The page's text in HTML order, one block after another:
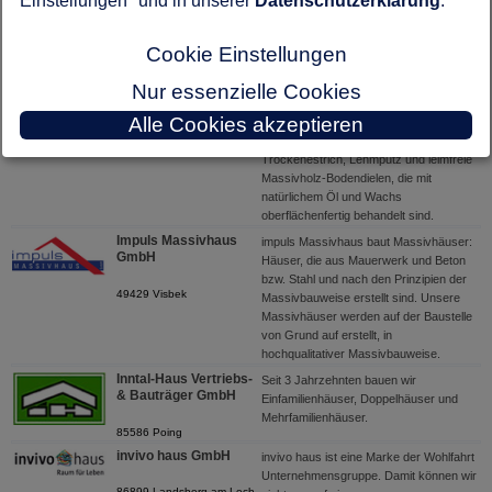
Zuverlässigkeit und Sicherheit und mehr
IMMOWERT GmbH
95448 Bayreuth
Wir von IMMOWERT bauen konsequent
ökologische Holzhäuser. Auch beim
Baustoffe eingesetzt, wie z. B. Hanf-
oder Zellulosedämmung,
Trockenestrich, Lehmputz und leimfreie
Massivholz-Bodendielen, die mit
natürlichem Öl und Wachs
oberflächenfertig behandelt sind.
Impuls Massivhaus
GmbH
49429 Visbek
impuls Massivhaus baut Massivhäuser:
Häuser, die aus Mauerwerk und Beton
bzw. Stahl und nach den Prinzipien der
Massivbauweise erstellt sind. Unsere
Massivhäuser werden auf der Baustelle
von Grund auf erstellt, in
hochqualitativer Massivbauweise.
Inntal-Haus Vertriebs-
& Bauträger GmbH
85586 Poing
Seit 3 Jahrzehnten bauen wir
Einfamilienhäuser, Doppelhäuser und
Mehrfamilienhäuser.
invivo haus GmbH
invivo haus ist eine Marke der Wohlfahrt
Unternehmensgruppe. Damit können wir
Cookie Einstellungen
Nur essenzielle Cookies
Alle Cookies akzeptieren